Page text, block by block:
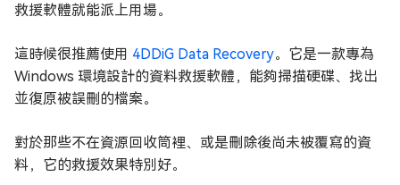
救援軟體就能派上用場。
這時候很推薦使用 4DDiG Data Recovery。它是一款專為
Windows 環境設計的資料救援軟體，能夠掃描硬碟、找出
並復原被誤刪的檔案。
對於那些不在資源回收筒裡、或是刪除後尚未被覆寫的資
料，它的救援效果特別好。